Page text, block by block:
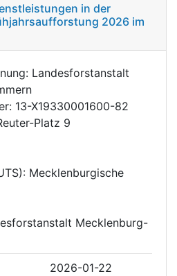
in der
2026 im
Landesforstanstalt
13-X19330001600-82
Platz 9
Mecklenburgische
Mecklenburg-
2026-01-22